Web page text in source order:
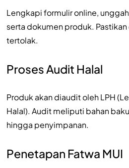
Lengkapi formulir online,
serta dokumen produk.
tertolak.
Proses Audit Halal
Produk akan diaudit oleh LPH
Halal). Audit meliputi bahan
hingga penyimpanan.
Penetapan Fatwa MUI